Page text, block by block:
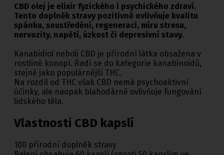
CBD olej je elixír fyzického i psychického zdraví.
Tento doplněk stravy pozitivně ovlivňuje kvalitu
spánku, soustředění, regeneraci, míru stresu,
nervozity, napětí, úzkost či depresivní stavy.
Kanabidiol neboli CBD je přírodní látka obsažena v
rostlině konopí. Řadí se do kategorie kanabinoidů,
stejně jako populárnější THC.
Na rozdíl od THC však CBD nemá psychoaktivní
účinky, ale naopak blahodárně ovlivňuje fungování
lidského těla.
Vlastnosti CBD kapslí
100 přírodní doplněk stravy